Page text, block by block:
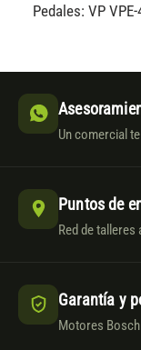
Pedales: VP VPE-
Un comercial
Puntos de
Red de
Garantía y
Motores